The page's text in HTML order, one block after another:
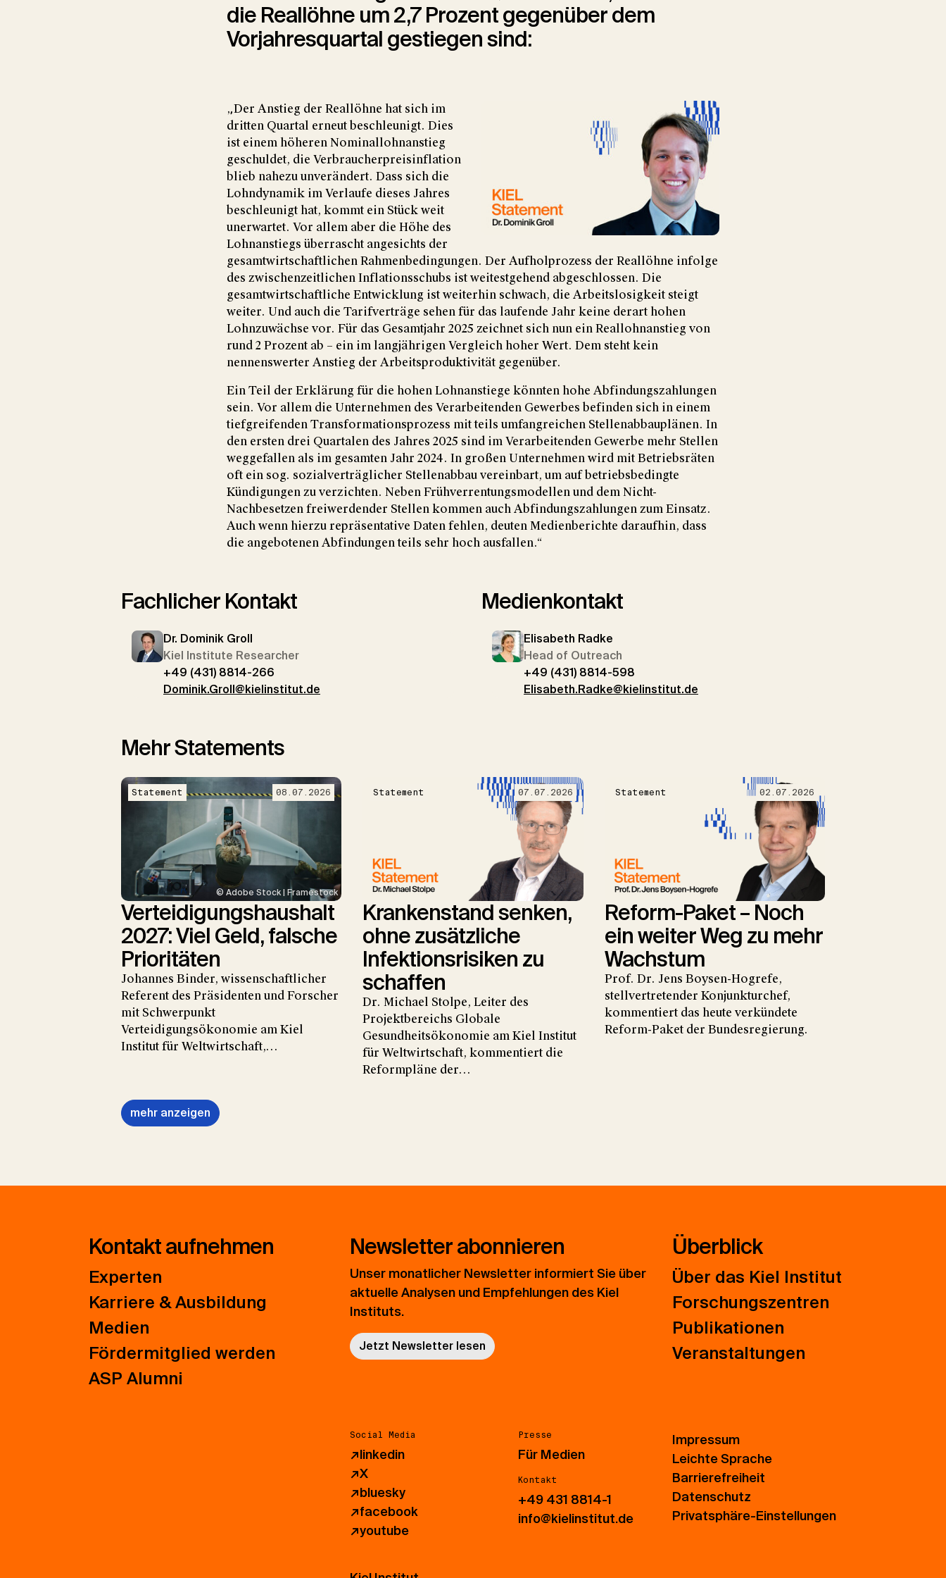
die Reallöhne um 2,7 Prozent gegenüber dem
Vorjahresquartal gestiegen sind:
„Der Anstieg der Reallöhne hat sich im
dritten Quartal erneut beschleunigt. Dies
ist einem höheren Nominallohnanstieg
geschuldet, die Verbraucherpreisinflation
blieb nahezu unverändert. Dass sich die
Lohndynamik im Verlaufe dieses Jahres
beschleunigt hat, kommt ein Stück weit
unerwartet. Vor allem aber die Höhe des
Lohnanstiegs überrascht angesichts der
gesamtwirtschaftlichen Rahmenbedingungen. Der Aufholprozess der Reallöhne infolge
des zwischenzeitlichen Inflationsschubs ist weitestgehend abgeschlossen. Die
gesamtwirtschaftliche Entwicklung ist weiterhin schwach, die Arbeitslosigkeit steigt
weiter. Und auch die Tarifverträge sehen für das laufende Jahr keine derart hohen
Lohnzuwächse vor. Für das Gesamtjahr 2025 zeichnet sich nun ein Reallohnanstieg von
rund 2 Prozent ab – ein im langjährigen Vergleich hoher Wert. Dem steht kein
nennenswerter Anstieg der Arbeitsproduktivität gegenüber.
Ein Teil der Erklärung für die hohen Lohnanstiege könnten hohe Abfindungszahlungen
sein. Vor allem die Unternehmen des Verarbeitenden Gewerbes befinden sich in einem
tiefgreifenden Transformationsprozess mit teils umfangreichen Stellenabbauplänen. In
den ersten drei Quartalen des Jahres 2025 sind im Verarbeitenden Gewerbe mehr Stellen
weggefallen als im gesamten Jahr 2024. In großen Unternehmen wird mit Betriebsräten
oft ein sog. sozialverträglicher Stellenabbau vereinbart, um auf betriebsbedingte
Kündigungen zu verzichten. Neben Frühverrentungsmodellen und dem Nicht-
Nachbesetzen freiwerdender Stellen kommen auch Abfindungszahlungen zum Einsatz.
Auch wenn hierzu repräsentative Daten fehlen, deuten Medienberichte daraufhin, dass
die angebotenen Abfindungen teils sehr hoch ausfallen.“
Fachlicher Kontakt
Dr. Dominik Groll
Kiel Institute Researcher
+49 (431) 8814-266
Dominik.Groll@kielinstitut.de
Medienkontakt
Elisabeth Radke
Head of Outreach
+49 (431) 8814-598
Elisabeth.Radke@kielinstitut.de
Mehr Statements
Statement 08.07.2026
© Adobe Stock | Framestock
Verteidigungshaushalt
2027: Viel Geld, falsche
Prioritäten
Johannes Binder, wissenschaftlicher
Referent des Präsidenten und Forscher
mit Schwerpunkt
Verteidigungsökonomie am Kiel
Institut für Weltwirtschaft,…
Statement 07.07.2026
Krankenstand senken,
ohne zusätzliche
Infektionsrisiken zu
schaffen
Dr. Michael Stolpe, Leiter des
Projektbereichs Globale
Gesundheitsökonomie am Kiel Institut
für Weltwirtschaft, kommentiert die
Reformpläne der…
Statement 02.07.2026
Reform-Paket – Noch
ein weiter Weg zu mehr
Wachstum
Prof. Dr. Jens Boysen-Hogrefe,
stellvertretender Konjunkturchef,
kommentiert das heute verkündete
Reform-Paket der Bundesregierung.
mehr anzeigen
Kontakt aufnehmen
Experten
Karriere & Ausbildung
Medien
Fördermitglied werden
ASP Alumni
Newsletter abonnieren
Unser monatlicher Newsletter informiert Sie über
aktuelle Analysen und Empfehlungen des Kiel
Instituts.
Jetzt Newsletter lesen
Überblick
Über das Kiel Institut
Forschungszentren
Publikationen
Veranstaltungen
Social Media
↗linkedin
↗X
↗bluesky
↗facebook
↗youtube
Presse
Für Medien
Kontakt
+49 431 8814-1
info@kielinstitut.de
Impressum
Leichte Sprache
Barrierefreiheit
Datenschutz
Privatsphäre-Einstellungen